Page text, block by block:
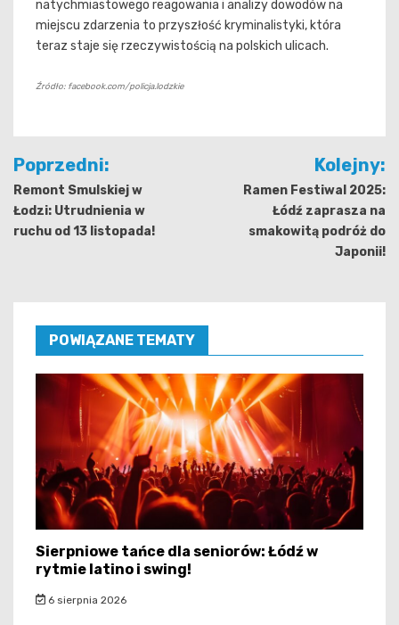
natychmiastowego reagowania i analizy dowodów na
miejscu zdarzenia to przyszłość kryminalistyki, która
teraz staje się rzeczywistością na polskich ulicach.
Źródło: facebook.com/policja.lodzkie
Nawigacja
wpisu
Poprzedni:
Remont Smulskiej w
Łodzi: Utrudnienia w
ruchu od 13 listopada!
Kolejny:
Ramen Festiwal 2025:
Łódź zaprasza na
smakowitą podróż do
Japonii!
POWIĄZANE TEMATY
Sierpniowe tańce dla seniorów: Łódź w
rytmie latino i swing!
6 sierpnia 2026